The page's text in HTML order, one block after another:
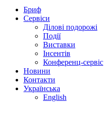
Бриф
Сервіси
Ділові подорожі
Події
Виставки
Інсентів
Конференц-сервіс
Новини
Контакти
Українська
English